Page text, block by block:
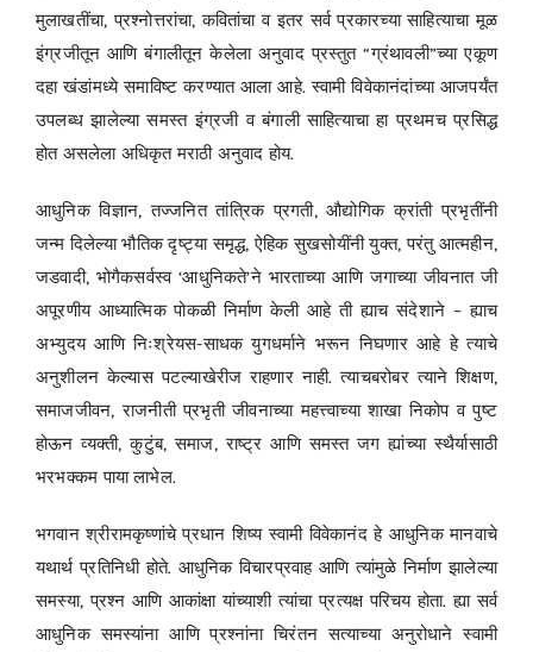
मुलाखतींचा, प्रश्नोत्तरांचा, कवितांचा व इतर सर्व प्रकारच्या साहित्याचा मूळ
इंग्रजीतून आणि बंगालीतून केलेला अनुवाद प्रस्तुत “ग्रंथावली”च्या एकूण
दहा खंडांमध्ये समाविष्ट करण्यात आला आहे. स्वामी विवेकानंदांच्या आजपर्यंत
उपलब्ध झालेल्या समस्त इंग्रजी व बंगाली साहित्याचा हा प्रथमच प्रसिद्ध
होत असलेला अधिकृत मराठी अनुवाद होय.
आधुनिक विज्ञान, तज्जनित तांत्रिक प्रगती, औद्योगिक क्रांती प्रभृतींनी
जन्म दिलेल्या भौतिक दृष्ट्या समृद्ध, ऐहिक सुखसोयींनी युक्त, परंतु आत्महीन,
जडवादी, भोगैकसर्वस्व ‘आधुनिकते’ने भारताच्या आणि जगाच्या जीवनात जी
अपूरणीय आध्यात्मिक पोकळी निर्माण केली आहे ती ह्याच संदेशाने – ह्याच
अभ्युदय आणि निःश्रेयस-साधक युगधर्माने भरून निघणार आहे हे त्याचे
अनुशीलन केल्यास पटल्याखेरीज राहणार नाही. त्याचबरोबर त्याने शिक्षण,
समाजजीवन, राजनीती प्रभृती जीवनाच्या महत्त्वाच्या शाखा निकोप व पुष्ट
होऊन व्यक्ती, कुटुंब, समाज, राष्ट्र आणि समस्त जग ह्यांच्या स्थैर्यासाठी
भरभक्कम पाया लाभेल.
भगवान श्रीरामकृष्णांचे प्रधान शिष्य स्वामी विवेकानंद हे आधुनिक मानवाचे
यथार्थ प्रतिनिधी होते. आधुनिक विचारप्रवाह आणि त्यांमुळे निर्माण झालेल्या
समस्या, प्रश्न आणि आकांक्षा यांच्याशी त्यांचा प्रत्यक्ष परिचय होता. ह्या सर्व
आधुनिक समस्यांना आणि प्रश्नांना चिरंतन सत्याच्या अनुरोधाने स्वामी